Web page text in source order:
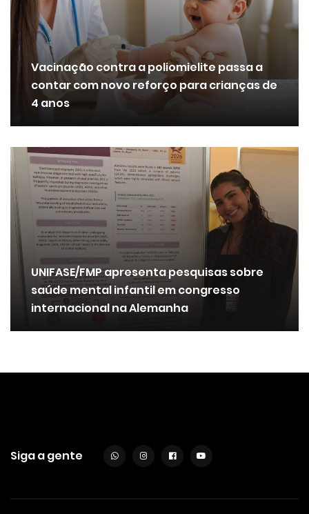
Vacinação contra a poliomielite passa a
contar com novo reforço para crianças de
4 anos
UNIFASE/FMP apresenta pesquisas sobre
saúde mental infantil em congresso
internacional na Alemanha
Siga a gente